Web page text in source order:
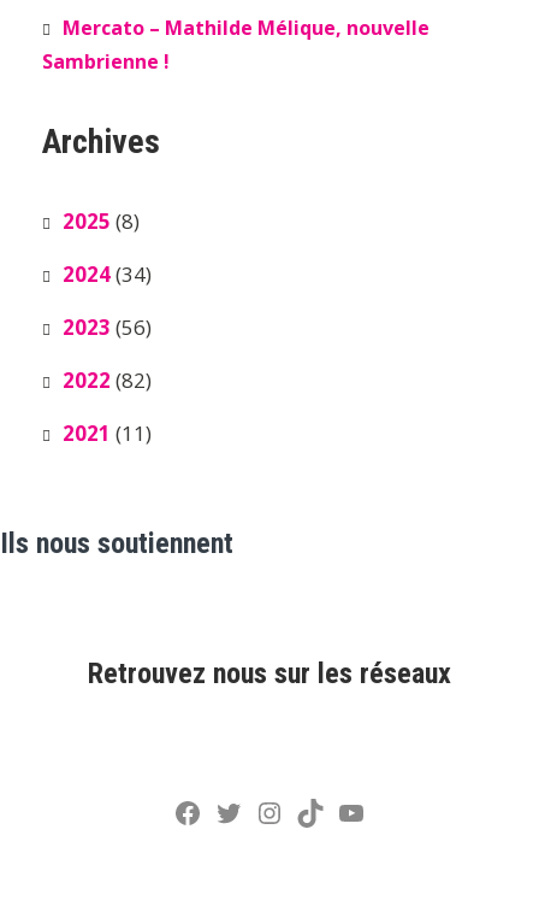
Mercato – Mathilde Mélique, nouvelle
Sambrienne !
Archives
2025 (8)
2024(34)
2023 (56)
2022 (82)
2021 (11)
Ils nous soutiennent
Retrouvez nous sur les réseaux
Facebook
Twitter
Instagram
TikTokYouTube